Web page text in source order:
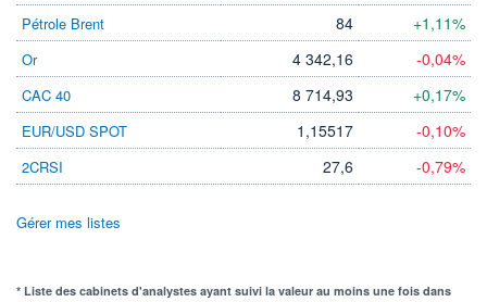
Pétrole Brent
84 +1,11%
Or 4 342,16 -0,04%
CAC 40 8 714,93 +0,17%
EUR/USD SPOT 1,15517 -0,10%
2CRSI 27,6 -0,79%
Gérer mes listes
* Liste des cabinets d'analystes ayant suivi la valeur au moins une fois dans